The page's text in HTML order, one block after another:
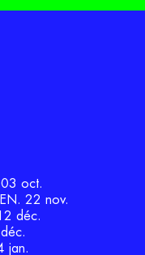
03 oct.
22 nov.
déc.
jan.